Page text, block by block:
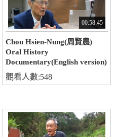
00:58:45
Chou Hsien-Nung(周賢農)
Oral History
Documentary(English version)
觀看人數:548